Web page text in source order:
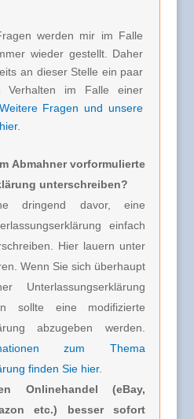
werden mir im Falle
wieder gestellt. Daher
an dieser Stelle ein paar
Verhalten im Falle einer
Weitere Fragen und unsere
.
Abmahner vorformulierte
unterschreiben?
dringend davor, eine
einfach
Hier lauern unter
Wenn Sie sich überhaupt
Unterlassungserklärung
sollte eine modifizierte
abzugeben werden.
zum Thema
finden Sie hier.
Onlinehandel (eBay,
etc.) besser sofort